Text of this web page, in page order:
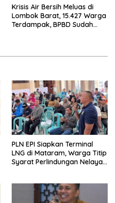
Krisis Air Bersih Meluas di
Lombok Barat, 15.427 Warga
Terdampak, BPBD Sudah
PLN EPI Siapkan Terminal
LNG di Mataram, Warga Titip
Syarat Perlindungan Nelayan